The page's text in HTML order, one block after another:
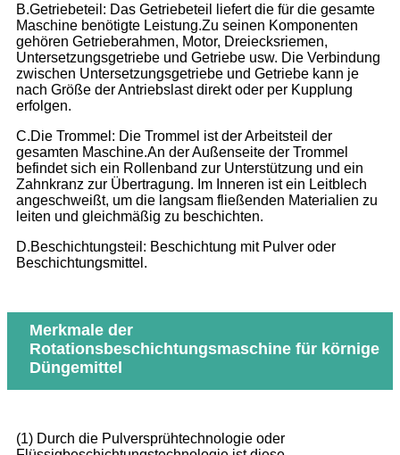
B.Getriebeteil: Das Getriebeteil liefert die für die gesamte
Maschine benötigte Leistung.Zu seinen Komponenten
gehören Getrieberahmen, Motor, Dreiecksriemen,
Untersetzungsgetriebe und Getriebe usw. Die Verbindung
zwischen Untersetzungsgetriebe und Getriebe kann je
nach Größe der Antriebslast direkt oder per Kupplung
erfolgen.
C.Die Trommel: Die Trommel ist der Arbeitsteil der
gesamten Maschine.An der Außenseite der Trommel
befindet sich ein Rollenband zur Unterstützung und ein
Zahnkranz zur Übertragung. Im Inneren ist ein Leitblech
angeschweißt, um die langsam fließenden Materialien zu
leiten und gleichmäßig zu beschichten.
D.Beschichtungsteil: Beschichtung mit Pulver oder
Beschichtungsmittel.
Merkmale der
Rotationsbeschichtungsmaschine für körnige
Düngemittel
(1) Durch die Pulversprühtechnologie oder